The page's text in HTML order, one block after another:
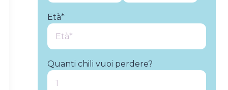
Età*
Quanti chili vuoi perdere?